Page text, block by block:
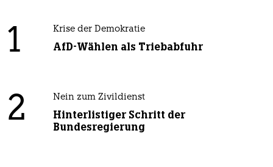
1 Krise der Demokratie
AfD-Wählen als Triebabfuhr
2 Nein zum Zivildienst
Hinterlistiger Schritt der
Bundesregierung